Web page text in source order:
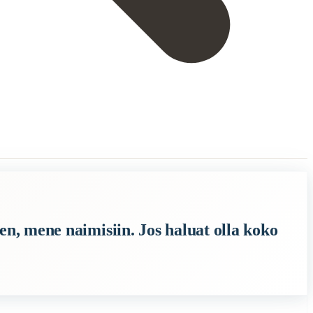
mittainen onni löytyy avioliitosta, mutta puutarhanhoito tuo
mene naimisiin. Jos haluat olla koko